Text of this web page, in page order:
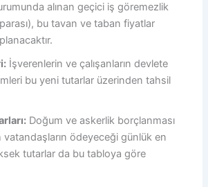
alınan geçici iş göremezlik
bu tavan ve taban fiyatlar
İşverenlerin ve çalışanların devlete
bu yeni tutarlar üzerinden tahsil
Doğum ve askerlik borçlanması
ödeyeceği günlük en
tutarlar da bu tabloya göre